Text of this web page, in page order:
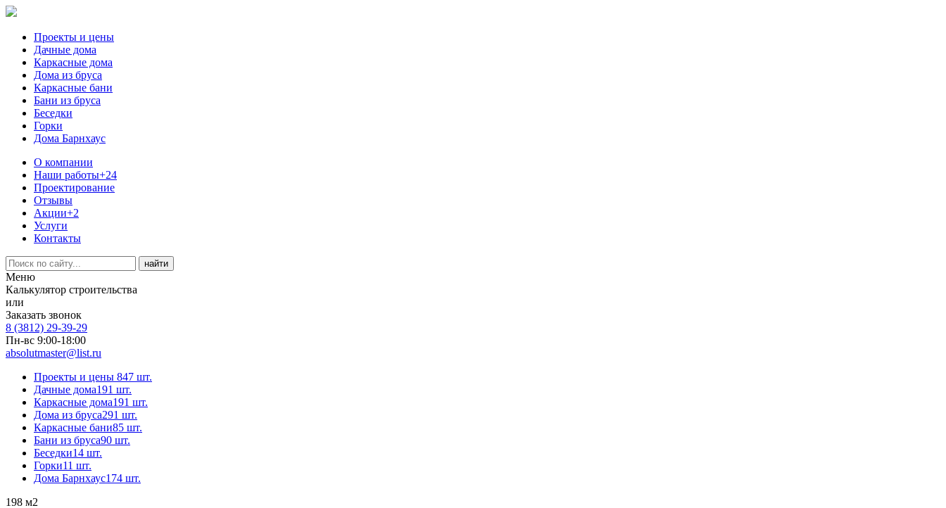
Проекты и цены
Дачные дома
Каркасные дома
Дома из бруса
Каркасные бани
Бани из бруса
Беседки
Горки
Дома Барнхаус
О компании
Наши работы+24
Проектирование
Отзывы
Акции+2
Услуги
Контакты
Меню
Калькулятор строительства
или
Заказать звонок
8 (3812) 29-39-29
Пн-вс 9:00-18:00
absolutmaster@list.ru
Проекты и цены 847 шт.
Дачные дома191 шт.
Каркасные дома191 шт.
Дома из бруса291 шт.
Каркасные бани85 шт.
Бани из бруса90 шт.
Беседки14 шт.
Горки11 шт.
Дома Барнхаус174 шт.
198 м2